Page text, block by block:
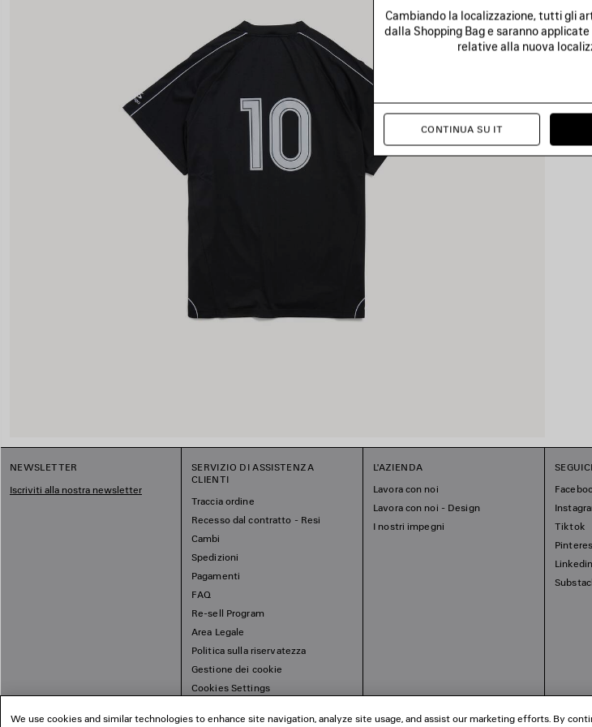
NEWSLETTER
Iscriviti alla nostra newsletter
SERVIZIO DI ASSISTENZA
CLIENTI
Traccia ordine
Recesso dal contratto - Resi
Cambi
Spedizioni
Pagamenti
FAQ
Re-sell Program
Area Legale
Politica sulla riservatezza
Gestione dei cookie
Cookies Settings
L'AZIENDA
Lavora con noi
Lavora con noi - Design
I nostri impegni
SEGUICI
Tiktok
Linkedin
Cambiando la localizzazione, tutti gli
dalla Shopping Bag e saranno
relative alla nuova
CONTINUA SU IT
We use cookies and similar technologies to enhance site navigation, analyze site usage, and assist our marketing efforts. By